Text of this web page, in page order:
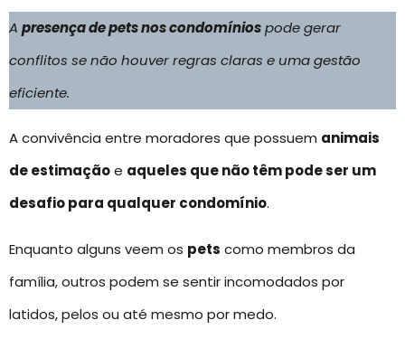
A presença de pets nos condomíniospode gerar
conflitos se não houver regras claras e uma gestão
eficiente.
A convivência entre moradores que possuem animais
de estimaçãoe aqueles que não têm pode ser um
desafio para qualquer condomínio.
Enquanto alguns veem os pets como membros da
família, outros podem se sentir incomodados por
latidos, pelos ou até mesmo por medo.